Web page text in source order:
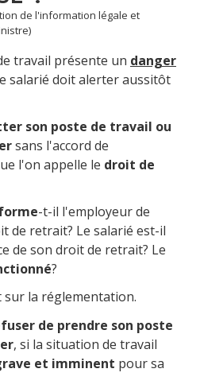
de l'information légale et
travail présente un danger
salarié doit alerter aussitôt
son poste de travail ou
sans l'accord de
l'on appelle le droit de
-t-il l'employeur de
de retrait? Le salarié est-il
de son droit de retrait? Le
?
la réglementation.
de prendre son poste
, si la situation de travail
et imminent pour sa